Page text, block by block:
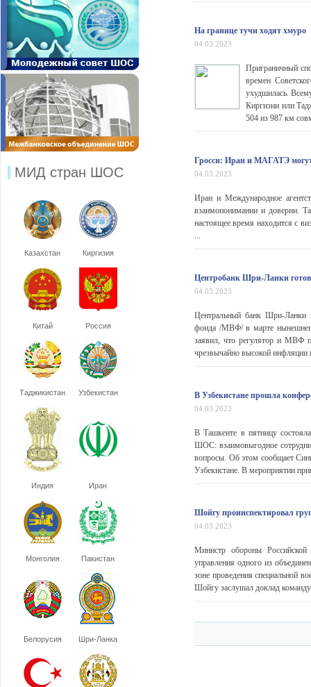
МИД стран ШОС
Казахстан Киргизия
Китай Россия
Таджикистан Узбекистан
Индия Иран
Монголия Пакистан
Белорусия Шри-Ланка
На границе тучи ходят хмуро
04.03.2023
Приграничный
времен
ухудшилась.
Киргизии или
504 из 987 км
Гросси: Иран и МАГАТЭ
04.03.2023
Иран и Международное
взаимопонимании и доверии.
настоящее время находится с
...
Центробанк Шри-Ланки
04.03.2023
Центральный банк Шри-Ланки
фонда /МВФ/ в марте
заявил, что регулятор и МВФ
чрезвычайно высокой инфляции
В Узбекистане прошла
04.03.2023
В Ташкенте в пятницу
ШОС: взаимовыгодное
вопросы. Об этом сообщает
Узбекистане. В мероприятии
Шойгу проинспектировал
04.03.2023
Министр обороны
управления одного из
зоне проведения специальной
Шойгу заслушал доклад